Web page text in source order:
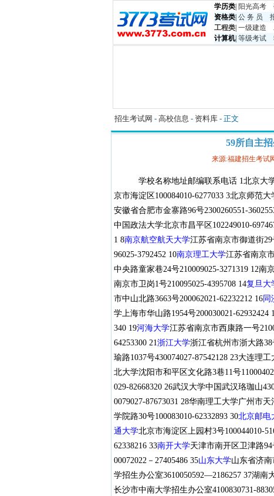
学历类 阳光高考
资格类 公 务 员
工程类 一级建造
计算机| 等级考试
招生考试网 - 高校信息 - 资料库 - 正文
59所自主
来源:福建招生考试
学校名称地址邮编联系电话 1北京大
京市海淀区100084010-6277033 3北京师范
安徽省合肥市金寨路96号2300260551-
中国政法大学北京市昌平区102249010-
1 8南京航空航天大学江苏省南京市御道街29
96025-3792452 10南京理工大学江苏省南京
中央路童家巷24号210009025-3271319 12南
南京市卫岗1号210095025-4395708 14复旦大
市中山北路3663号200062021-62232212 16同
学上海市华山路1954号200030021-62932424
340 19河海大学江苏省南京市西康路一号
64253300 21浙江大学浙江省杭州市浙大路38
瑜路1037号430074027-87542128 23大连理
北大学沈阳市和平区文化路3巷11号
029-82668320 26武汉大学中国武汉珞珈山
0079027-87673031 28华南理工大学广州市天
学院路30号100083010-62332893 30北京邮电
通大学北京市海淀区上园村3号100044010-
62338216 33南开大学天津市南开区卫津路94
00072022－27405486 35山东大学山东省济南
学招生办公室3610050592—2186257 37湖南
长沙市中南大学招生办公室4100830731-